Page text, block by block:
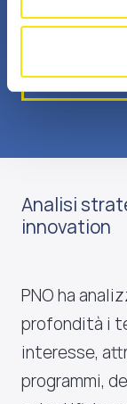
Analisi
innovation
PNO ha
profondità i
interesse,
programmi,